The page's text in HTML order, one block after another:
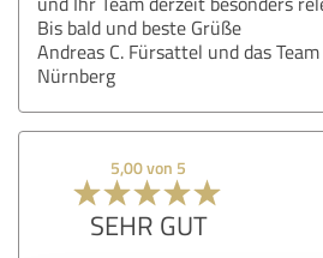
Bis bald und beste Grüße
Andreas C. Fürsattel und das
Nürnberg
5,00 von 5
SEHR GUT